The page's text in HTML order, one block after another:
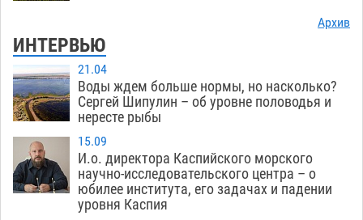
Архив
ИНТЕРВЬЮ
21.04
Воды ждем больше нормы, но насколько?
Сергей Шипулин – об уровне половодья и
нересте рыбы
15.09
И.о. директора Каспийского морского
научно-исследовательского центра – о
юбилее института, его задачах и падении
уровня Каспия